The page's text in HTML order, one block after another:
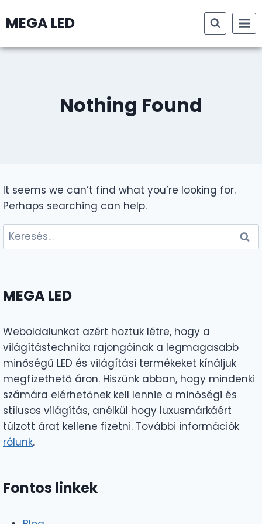
toMEGA LED
Nothing Found
It seems we can’t find what you’re looking for.
Perhaps searching can help.
Keresés:
MEGA LED
Weboldalunkat azért hoztuk létre, hogy a
világítástechnika rajongóinak a legmagasabb
minőségű LED és világítási termékeket kínáljuk
megfizethető áron. Hiszünk abban, hogy mindenki
számára elérhetőnek kell lennie a minőségi és
stílusos világítás, anélkül hogy luxusmárkáért
túlzott árat kellene fizetni. További információk
rólunk.
Fontos linkek